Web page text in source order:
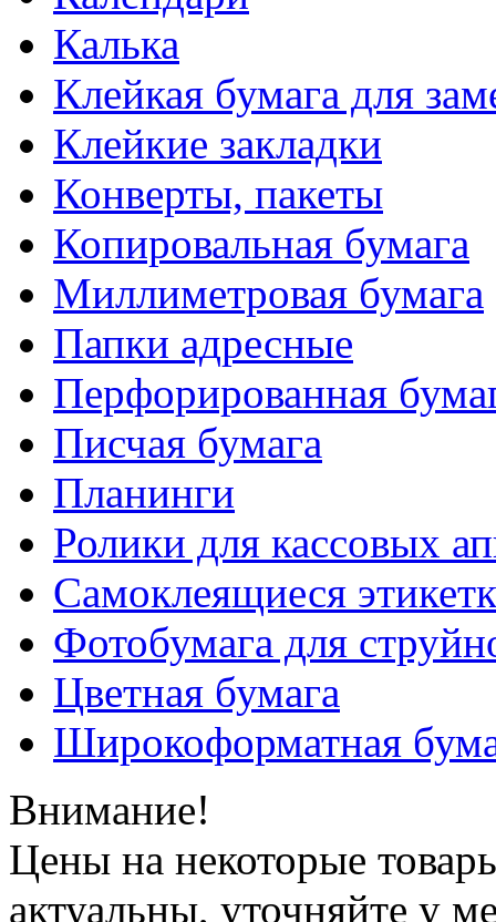
Калька
Клейкая бумага для
Клейкие закладки
Конверты, пакеты
Копировальная бумага
Миллиметровая бумага
Папки адресные
Перфорированная
Писчая бумага
Планинги
Ролики для кассовых
Самоклеящиеся
Фотобумага для
Цветная бумага
Широкоформатная
Внимание!
Цены на некоторые
актуальны, уточняйте у